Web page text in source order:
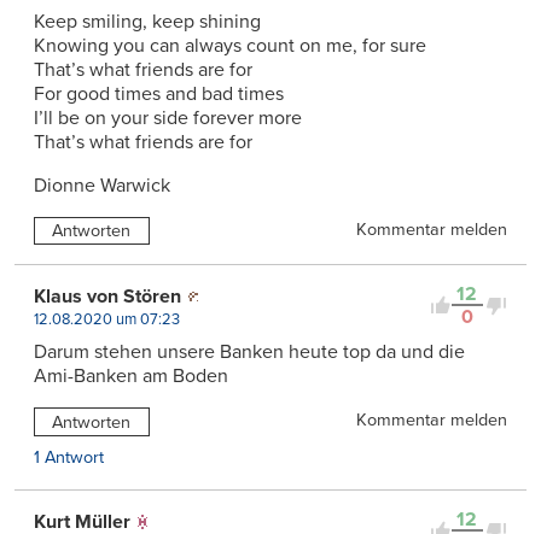
Keep smiling, keep shining
Knowing you can always count on me, for sure
That’s what friends are for
For good times and bad times
I’ll be on your side forever more
That’s what friends are for
Dionne Warwick
Antworten Kommentar melden
12
0
Klaus von Stören
12.08.2020 um 07:23
Darum stehen unsere Banken heute top da und die
Ami-Banken am Boden
Antworten
Kommentar melden
1 Antwort
12
Kurt Müller